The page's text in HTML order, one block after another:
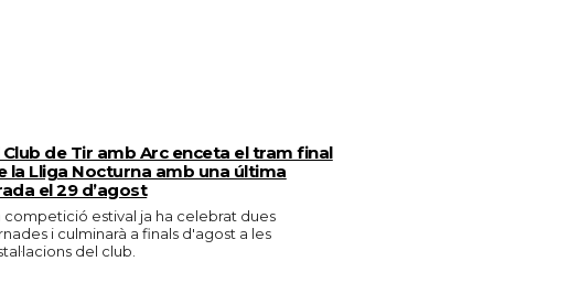
Club de Tir amb Arc enceta el tram final
la Lliga Nocturna amb una última
el 29 d’agost
competició estival ja ha celebrat dues
i culminarà a finals d'agost a les
del club.